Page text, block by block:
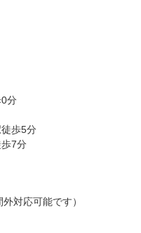
分
歩5分
7分
対応可能です）